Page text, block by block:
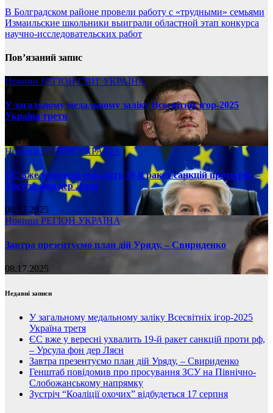
В Болградском районе провели работу с «трудными» семьями
Измаильские школьники выиграли областной этап конкурса
научно-исследовательских работ
Пов’язаний запис
Новини РЕГІОНСВІТ УКРАЇНА
У загальному медальному заліку Всесвітніх ігор-2025
Україна третя
08.17.2025
НовиниРЕГІОН УКРАЇНА
ЄС вже у вересні ухвалить 19-й ракет санкцій проти рф, –
Урсула фон дер Ляєн
08.17.2025
Новини РЕГІОН УКРАЇНА
Завтра презентуємо план дій Уряду, – Свириденко
08.17.2025
Недавні записи
У загальному медальному заліку Всесвітніх ігор-2025
Україна третя
ЄС вже у вересні ухвалить 19-й ракет санкцій проти рф,
– Урсула фон дер Ляєн
Завтра презентуємо план дій Уряду, – Свириденко
Генштаб повідомив про просування ЗСУ на Північно-
Слобожанському напрямку
Зустріч “Коаліції охочих” відбудеться 17 серпня